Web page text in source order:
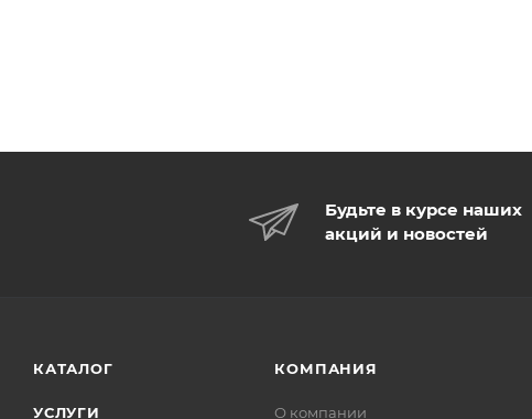
Будьте в курсе наших
акций и новостей
КАТАЛОГ
УСЛУГИ
КОМПАНИЯ
О компании